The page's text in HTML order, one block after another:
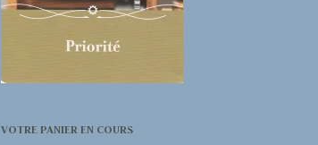
VOTRE PANIER EN COURS